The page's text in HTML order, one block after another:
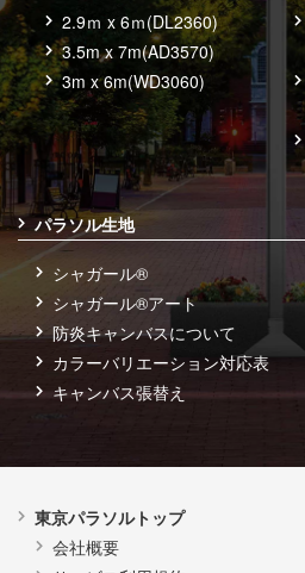
2.9ｍ x 6ｍ(DL2360)
3.5m x 7m(AD3570)
3m x 6m(WD3060)
パラソル生地
シャガール®
シャガール®アート
防炎キャンバスについて
カラーバリエーション対応表
キャンバス張替え
東京パラソルトップ
会社概要